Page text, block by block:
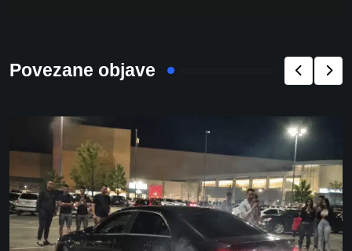
Povezane objave